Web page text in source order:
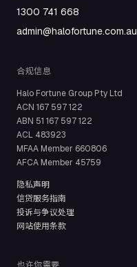
1300 741 668
admin@halofortune.com.au
合规信息
Halo Fortune Group Pty Ltd
ACN 167 597 122
ABN 51 167 597 122
ACL 483923
MFAA Member 660806
AFCA Member 45759
隐私声明
信贷服务指南
投诉与争议处理
网站使用条款